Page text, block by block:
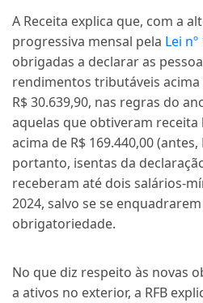
A Receita explica que, com a
progressiva mensal pela Lei
obrigadas a declarar as
rendimentos tributáveis acima
R$ 30.639,90, nas regras do
aquelas que obtiveram
acima de R$ 169.440,00 (antes,
portanto, isentas da
receberam até dois salários-
2024, salvo se se
obrigatoriedade.
No que diz respeito às novas
a ativos no exterior, a RFB